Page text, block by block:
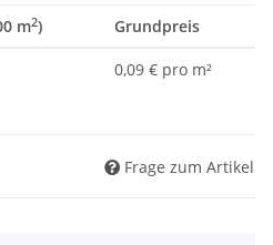
m2) Grundpreis
0,09 € pro m²
Frage zum Artikel